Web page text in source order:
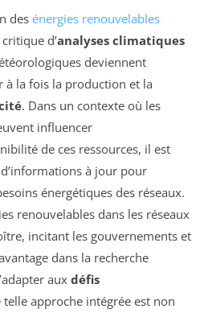
des énergies renouvelables
d’analyses climatiques
deviennent
la fois la production et la
. Dans un contexte où les
influencer
de ces ressources, il est
à jour pour
énergétiques des réseaux.
renouvelables dans les réseaux
incitant les gouvernements et
dans la recherche
aux défis
telle approche intégrée est non